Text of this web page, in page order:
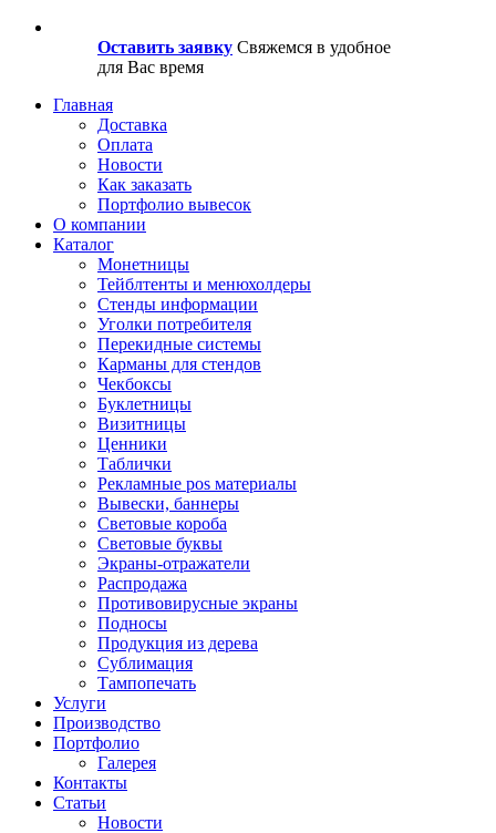
Оставить заявку Свяжемся в удобное
для Вас время
Главная
Доставка
Оплата
Новости
Как заказать
Портфолио вывесок
О компании
Каталог
Монетницы
Тейблтенты и менюхолдеры
Стенды информации
Уголки потребителя
Перекидные системы
Карманы для стендов
Чекбоксы
Буклетницы
Визитницы
Ценники
Таблички
Рекламные pos материалы
Вывески, баннеры
Световые короба
Световые буквы
Экраны-отражатели
Распродажа
Противовирусные экраны
Подносы
Продукция из дерева
Сублимация
Тампопечать
Услуги
Производство
Портфолио
Галерея
Контакты
Статьи
Новости